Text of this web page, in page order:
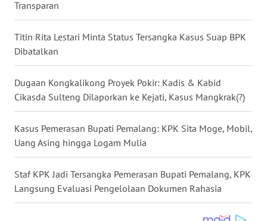
Transparan
Titin Rita Lestari Minta Status Tersangka Kasus Suap BPK
Dibatalkan
Dugaan Kongkalikong Proyek Pokir: Kadis & Kabid
Cikasda Sulteng Dilaporkan ke Kejati, Kasus Mangkrak(?)
Kasus Pemerasan Bupati Pemalang: KPK Sita Moge, Mobil,
Uang Asing hingga Logam Mulia
Staf KPK Jadi Tersangka Pemerasan Bupati Pemalang, KPK
Langsung Evaluasi Pengelolaan Dokumen Rahasia
WN
JATIM
WN
BALI
WN
KALBAR